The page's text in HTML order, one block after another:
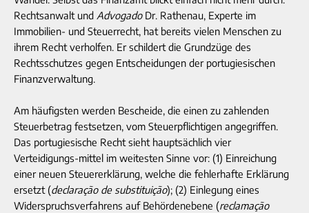
Rechtsanwalt und AdvogadoDr. Rathenau, Experte im
Immobilien- und Steuerrecht, hat bereits vielen Menschen zu
ihrem Recht verholfen. Er schildert die Grundzüge des
Rechtsschutzes gegen Entscheidungen der portugiesischen
Finanzverwaltung.
Am häufigsten werden Bescheide, die einen zu zahlenden
Steuerbetrag festsetzen, vom Steuerpflichtigen angegriffen.
Das portugiesische Recht sieht hauptsächlich vier
Verteidigungs-mittel im weitesten Sinne vor: (1) Einreichung
einer neuen Steuererklärung, welche die fehlerhafte Erklärung
ersetzt (declaração de substituição); (2) Einlegung eines
Widerspruchsverfahrens auf Behördenebene (reclamação